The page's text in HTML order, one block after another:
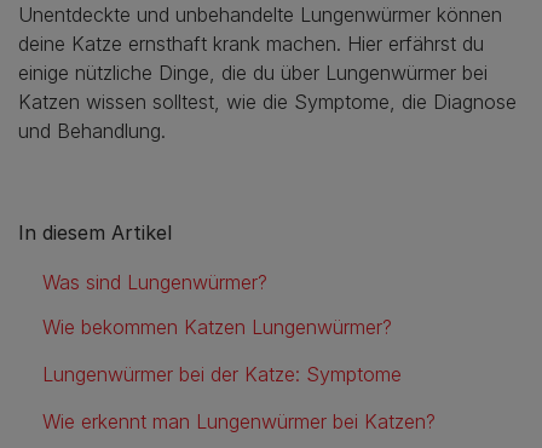
Unentdeckte und unbehandelte Lungenwürmer können
deine Katze ernsthaft krank machen. Hier erfährst du
einige nützliche Dinge, die du über Lungenwürmer bei
Katzen wissen solltest, wie die Symptome, die Diagnose
und Behandlung.
In diesem Artikel
Was sind Lungenwürmer?
Wie bekommen Katzen Lungenwürmer?
Lungenwürmer bei der Katze: Symptome
Wie erkennt man Lungenwürmer bei Katzen?